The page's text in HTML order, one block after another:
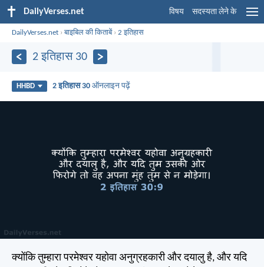
DailyVerses.net विषय सदस्यता लेने के
DailyVerses.net ›बाइबिल की किताबें›2 इतिहास
2 इतिहास 30
HHBD 2 इतिहास 30 ऑनलाइन पढ़ें
क्योंकि तुम्हारा परमेश्वर यहोवा अनुग्रहकारी और दयालु है, और यदि